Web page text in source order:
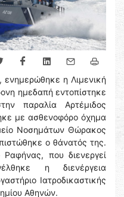
η Λιμενική
ημεδαπή εντοπίστηκε
παραλία Αρτέμιδος
με ασθενοφόρο όχημα
Νοσημάτων Θώρακος
ο θάνατός της.
Ραφήνας, που διενεργεί
η διενέργεια
Ιατροδικαστικής
Αθηνών.